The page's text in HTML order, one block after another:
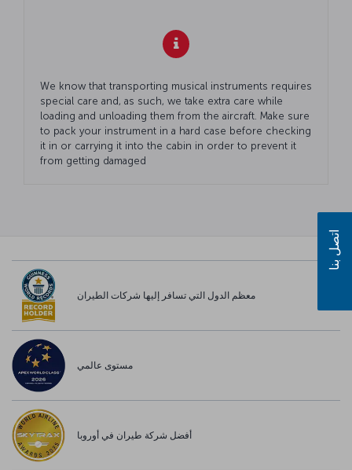
We know that transporting musical instruments requires
special care and, as such, we take extra care while
loading and unloading them from the aircraft. Make sure
to pack your instrument in a hard case before checking
it in or carrying it into the cabin in order to prevent it
from getting damaged
معظم الدول التي تسافر إليها شركات الطيران
مستوى عالمي
أفضل شركة طيران في أوروبا
اتصل بنا